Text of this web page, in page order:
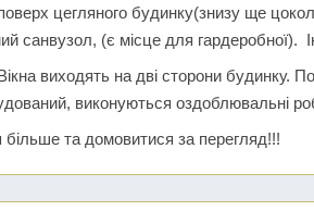
цегляного будинку(знизу ще
санвузол, (є місце для гардеробної).
виходять на дві сторони будинку.
виконуються оздоблювальні
та домовитися за перегляд!!!